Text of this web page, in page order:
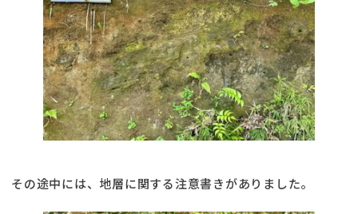
その途中には、地層に関する注意書きがありました。